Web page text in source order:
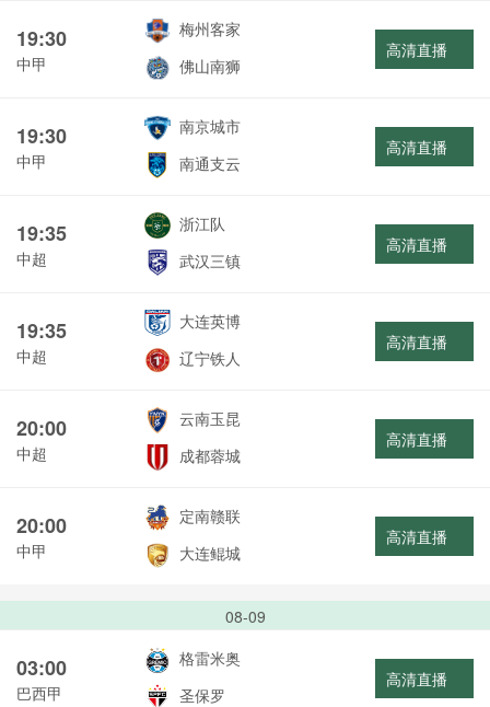
19:30
中甲
梅州客家
佛山南狮
高清直播
19:30
中甲
南京城市
南通支云
高清直播
19:35
中超
浙江队
武汉三镇
高清直播
19:35
中超
大连英博
辽宁铁人
高清直播
20:00
中超
云南玉昆
成都蓉城
高清直播
20:00
中甲
定南赣联
大连鲲城
高清直播
08-09
03:00
巴西甲
格雷米奥
圣保罗
高清直播